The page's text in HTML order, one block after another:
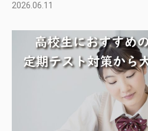
2026.06.11